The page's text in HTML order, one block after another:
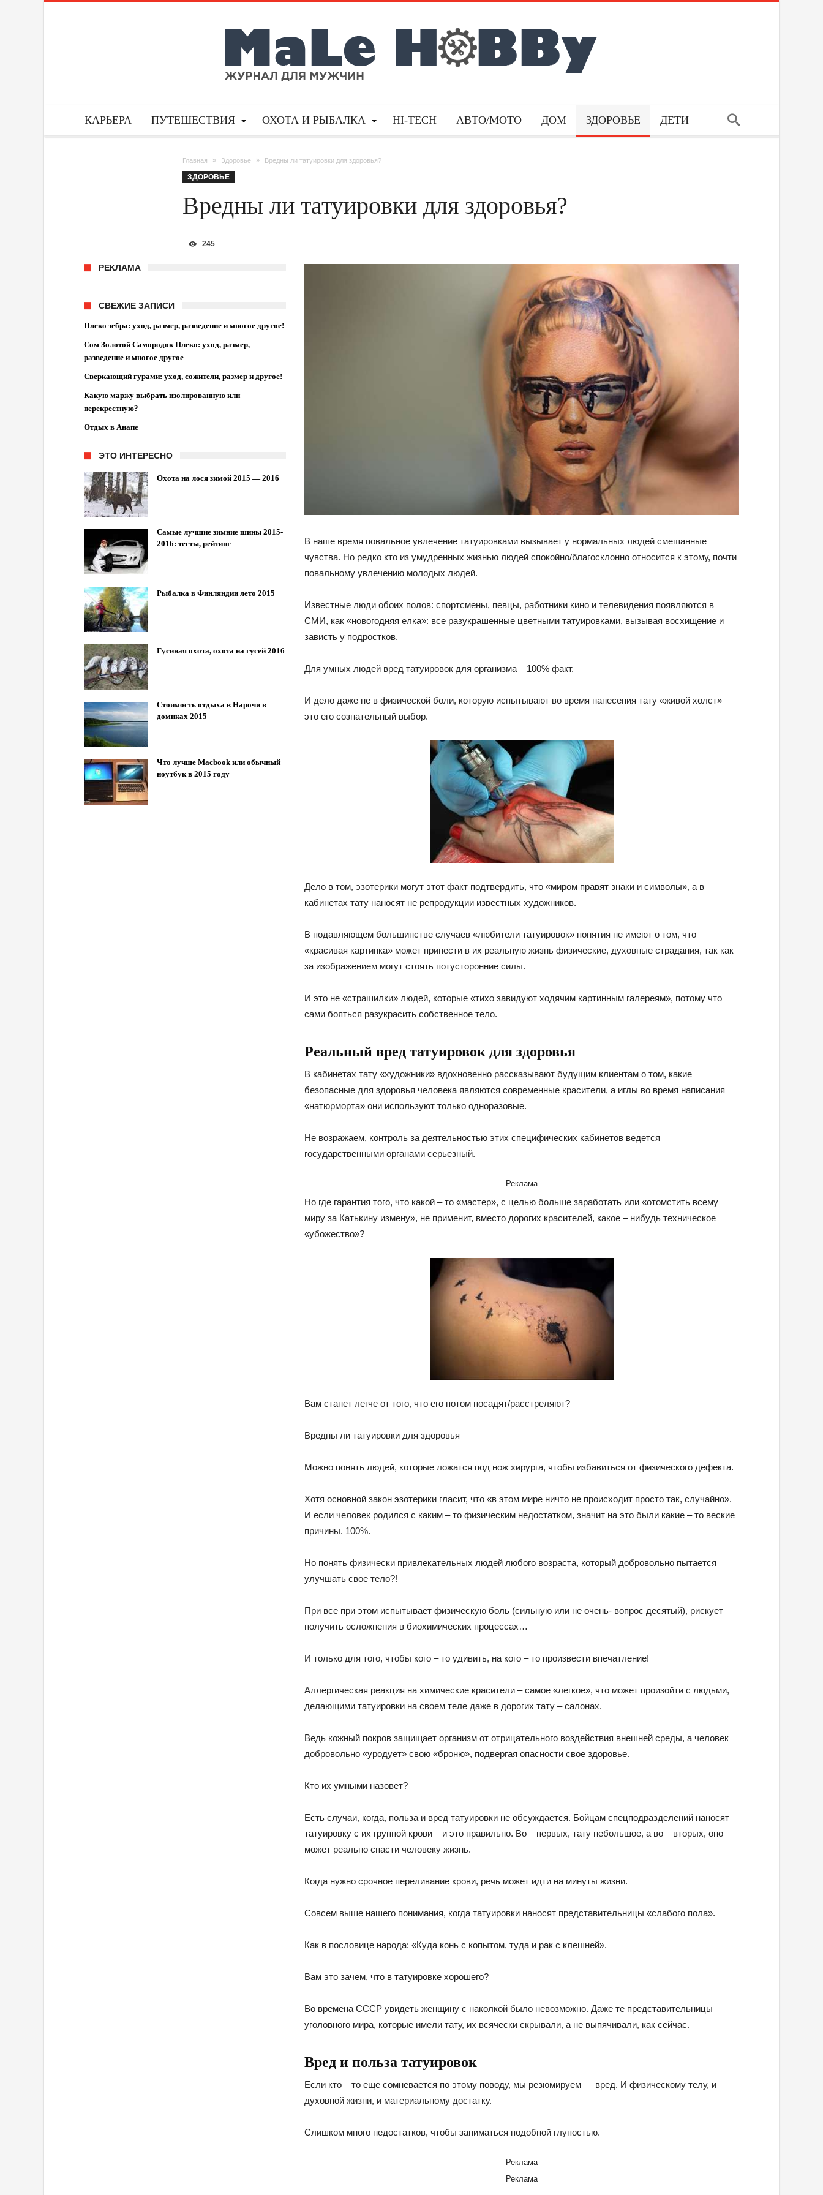
КАРЬЕРА ПУТЕШЕСТВИЯ ОХОТА И РЫБАЛКА HI-TECH АВТО/МОТО ДОМ ЗДОРОВЬЕ ДЕТИ
Главная Здоровье Вредны ли татуировки для здоровья?
ЗДОРОВЬЕ
Вредны ли татуировки для здоровья?
245
В наше время повальное увлечение татуировками вызывает у нормальных людей смешанные
чувства. Но редко кто из умудренных жизнью людей спокойно/благосклонно относится к этому, почти
повальному увлечению молодых людей.
Известные люди обоих полов: спортсмены, певцы, работники кино и телевидения появляются в
СМИ, как «новогодняя елка»: все разукрашенные цветными татуировками, вызывая восхищение и
зависть у подростков.
Для умных людей вред татуировок для организма – 100% факт.
И дело даже не в физической боли, которую испытывают во время нанесения тату «живой холст» —
это его сознательный выбор.
Дело в том, эзотерики могут этот факт подтвердить, что «миром правят знаки и символы», а в
кабинетах тату наносят не репродукции известных художников.
В подавляющем большинстве случаев «любители татуировок» понятия не имеют о том, что
«красивая картинка» может принести в их реальную жизнь физические, духовные страдания, так как
за изображением могут стоять потусторонние силы.
И это не «страшилки» людей, которые «тихо завидуют ходячим картинным галереям», потому что
сами бояться разукрасить собственное тело.
Реальный вред татуировок для здоровья
В кабинетах тату «художники» вдохновенно рассказывают будущим клиентам о том, какие
безопасные для здоровья человека являются современные красители, а иглы во время написания
«натюрморта» они используют только одноразовые.
Не возражаем, контроль за деятельностью этих специфических кабинетов ведется
государственными органами серьезный.
Реклама
Но где гарантия того, что какой – то «мастер», с целью больше заработать или «отомстить всему
миру за Катькину измену», не применит, вместо дорогих красителей, какое – нибудь техническое
«убожество»?
Вам станет легче от того, что его потом посадят/расстреляют?
Вредны ли татуировки для здоровья
Можно понять людей, которые ложатся под нож хирурга, чтобы избавиться от физического дефекта.
Хотя основной закон эзотерики гласит, что «в этом мире ничто не происходит просто так, случайно».
И если человек родился с каким – то физическим недостатком, значит на это были какие – то веские
причины. 100%.
Но понять физически привлекательных людей любого возраста, который добровольно пытается
улучшать свое тело?!
При все при этом испытывает физическую боль (сильную или не очень- вопрос десятый), рискует
получить осложнения в биохимических процессах…
И только для того, чтобы кого – то удивить, на кого – то произвести впечатление!
Аллергическая реакция на химические красители – самое «легкое», что может произойти с людьми,
делающими татуировки на своем теле даже в дорогих тату – салонах.
Ведь кожный покров защищает организм от отрицательного воздействия внешней среды, а человек
добровольно «уродует» свою «броню», подвергая опасности свое здоровье.
Кто их умными назовет?
Есть случаи, когда, польза и вред татуировки не обсуждается. Бойцам спецподразделений наносят
татуировку с их группой крови – и это правильно. Во – первых, тату небольшое, а во – вторых, оно
может реально спасти человеку жизнь.
Когда нужно срочное переливание крови, речь может идти на минуты жизни.
Совсем выше нашего понимания, когда татуировки наносят представительницы «слабого пола».
Как в пословице народа: «Куда конь с копытом, туда и рак с клешней».
Вам это зачем, что в татуировке хорошего?
Во времена СССР увидеть женщину с наколкой было невозможно. Даже те представительницы
уголовного мира, которые имели тату, их всячески скрывали, а не выпячивали, как сейчас.
Вред и польза татуировок
Если кто – то еще сомневается по этому поводу, мы резюмируем — вред. И физическому телу, и
духовной жизни, и материальному достатку.
Слишком много недостатков, чтобы заниматься подобной глупостью.
Реклама
Реклама
РЕКЛАМА
СВЕЖИЕ ЗАПИСИ
Плеко зебра: уход, размер, разведение и многое другое!
Сом Золотой Самородок Плеко: уход, размер,
разведение и многое другое
Сверкающий гурами: уход, сожители, размер и другое!
Какую маржу выбрать изолированную или
перекрестную?
Отдых в Анапе
ЭТО ИНТЕРЕСНО
Охота на лося зимой 2015 — 2016
Самые лучшие зимние шины 2015-
2016: тесты, рейтинг
Рыбалка в Финляндии лето 2015
Гусиная охота, охота на гусей 2016
Стоимость отдыха в Нарочи в
домиках 2015
Что лучше Macbook или обычный
ноутбук в 2015 году